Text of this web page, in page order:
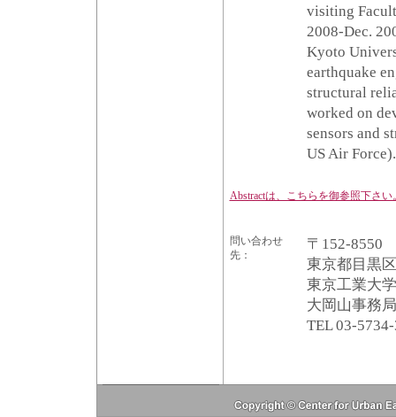
visiting
2008-Dec.
Kyoto
earthquake
structural
worked on
sensors and
US Air Force).
Abstractは、こちらを御参照下さい
問い合わせ
先：
〒152-8550
東京都目黒
東京工業大
大岡山事務局
TEL 03-